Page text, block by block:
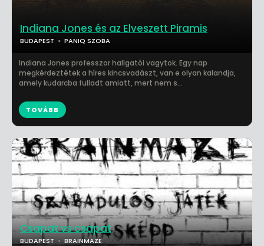
Indiana Jones és az Elveszett Piramis
BUDAPEST PANIQ SZOBA
Indiana Jones professzor hallgatói vagytok. Egy nap
megkérdeztétek a híres kincsvadászt, van e olyan kalandja,
amely kudarcba fulladt amiatt, mert nem s...
TOVÁBB
Csapat vs csapat
BUDAPEST BRAINMAZE